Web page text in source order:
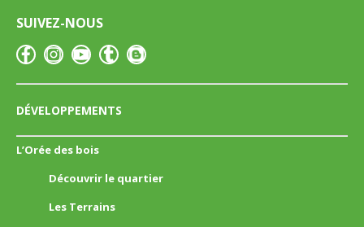
SUIVEZ-NOUS
DÉVELOPPEMENTS
L’Orée des bois
Découvrir le quartier
Les Terrains